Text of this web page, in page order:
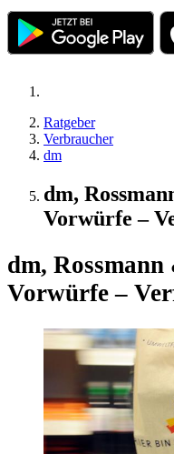
Ratgeber
Verbraucher
dm
dm,
Vorwürfe –
dm, Rossmann
Vorwürfe –